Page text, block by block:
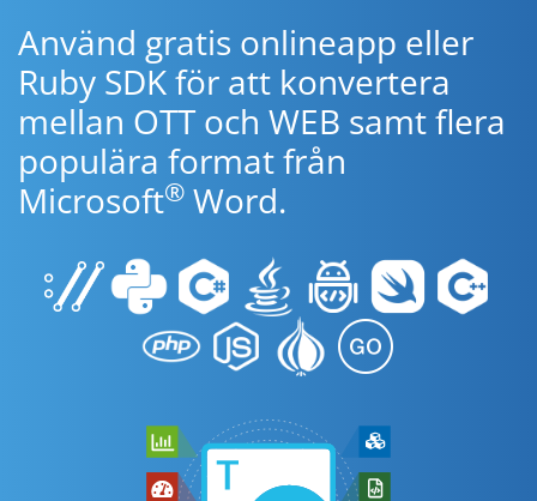
Använd gratis onlineapp eller
Ruby SDK för att konvertera
mellan OTT och WEB samt flera
populära format från
Microsoft® Word.